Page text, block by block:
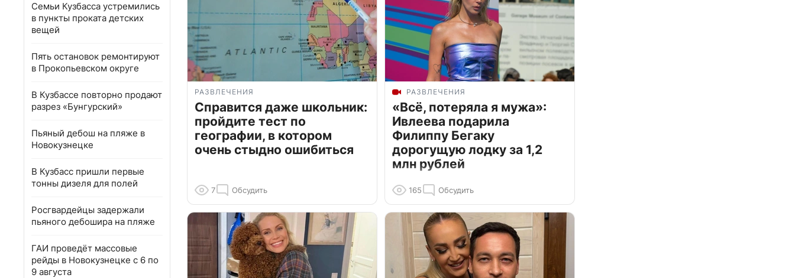
Семьи Кузбасса устремились
в пункты проката детских
вещей
Пять остановок ремонтируют
в Прокопьевском округе
В Кузбассе повторно продают
разрез «Бунгурский»
Пьяный дебош на пляже в
Новокузнецке
В Кузбасс пришли первые
тонны дизеля для полей
Росгвардейцы задержали
пьяного дебошира на пляже
ГАИ проведёт массовые
рейды в Новокузнецке с 6 по
9 августа
РАЗВЛЕЧЕНИЯ
Справится даже школьник:
пройдите тест по
географии, в котором
очень стыдно ошибиться
7 Обсудить
РАЗВЛЕЧЕНИЯ
«Всё, потеряла я мужа»:
Ивлеева подарила
Филиппу Бегаку
дорогущую лодку за 1,2
млн рублей
165 Обсудить